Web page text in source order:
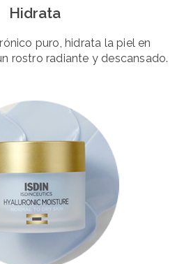
Hidrata
puro, hidrata la piel en
rostro radiante y descansado.